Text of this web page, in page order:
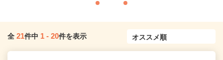
全 21件中 1 - 20件を表示